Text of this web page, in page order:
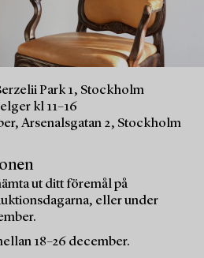
Park 1, Stockholm
kl 11–16
Arsenalsgatan 2, Stockholm
ut ditt föremål på
eller under
18–26 december.